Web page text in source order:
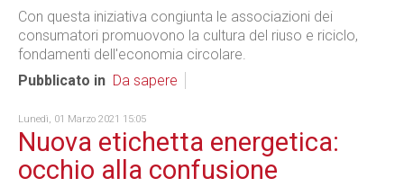
Con questa iniziativa congiunta le associazioni dei
consumatori promuovono la cultura del riuso e riciclo,
fondamenti dell'economia circolare.
Pubblicato in Da sapere
Lunedì, 01 Marzo 2021 15:05
Nuova etichetta energetica:
occhio alla confusione